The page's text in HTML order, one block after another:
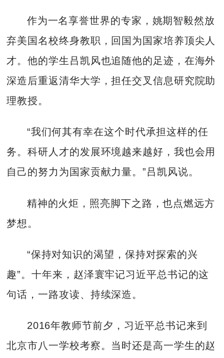
作为一名享誉世界的专家，姚期智毅然放
弃美国名校终身教职，回国为国家培养顶尖人
才。他的学生吕凯风也追随他的足迹，在海外
深造后重返清华大学，担任交叉信息研究院助
理教授。
“我们何其有幸在这个时代承担这样的任
务。科研人才的发展环境越来越好，我也会用
自己的努力为国家贡献力量。”吕凯风说。
精神的火炬，照亮脚下之路，也点燃远方
梦想。
“保持对知识的渴望，保持对探索的兴
趣”。十年来，赵泽寰牢记习近平总书记的这
句话，一路攻读、持续深造。
2016年教师节前夕，习近平总书记来到
北京市八一学校考察。当时还是高一学生的赵